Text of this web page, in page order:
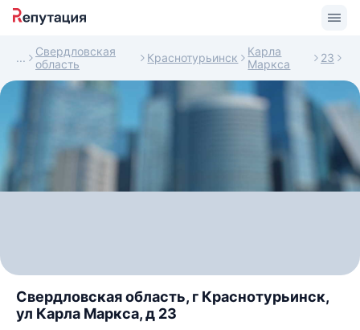
Свердловская
область
Краснотурьинск
Карла
Маркса
23
Свердловская область, г Краснотурьинск,
ул Карла Маркса, д 23